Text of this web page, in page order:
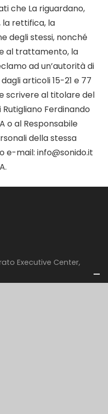
che La riguardano,
la rettifica, la
degli stessi, nonché
al trattamento, la
ad un’autorità di
articoli 15-21 e 77
scrivere al titolare del
Rutigliano Ferdinando
o al Responsabile
della stessa
e-mail: info@sonido.it
Executive Center,